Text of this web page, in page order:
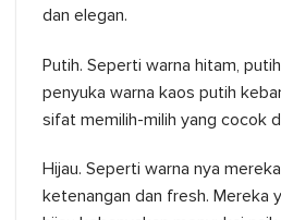
dan elegan.
Putih. Seperti warna hitam,
penyuka warna kaos putih
sifat memilih-milih yang cocok
Hijau. Seperti warna nya
ketenangan dan fresh. Mereka